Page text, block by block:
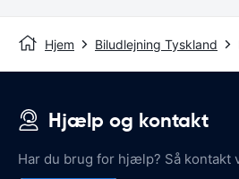
Hjem Biludlejning Tyskland
Hjælp og kontakt
Har du brug for hjælp? Så kontakt